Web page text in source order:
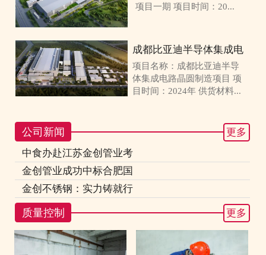
项目一期 项目时间：20...
成都比亚迪半导体集成电
项目名称：成都比亚迪半导
体集成电路晶圆制造项目 项
目时间：2024年 供货材料...
公司新闻
更多
中食办赴江苏金创管业考
金创管业成功中标合肥国
金创不锈钢：实力铸就行
质量控制 更多